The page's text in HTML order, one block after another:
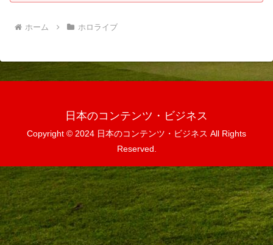
ホーム ホロライブ
日本のコンテンツ・ビジネス
Copyright © 2024 日本のコンテンツ・ビジネス All Rights
Reserved.